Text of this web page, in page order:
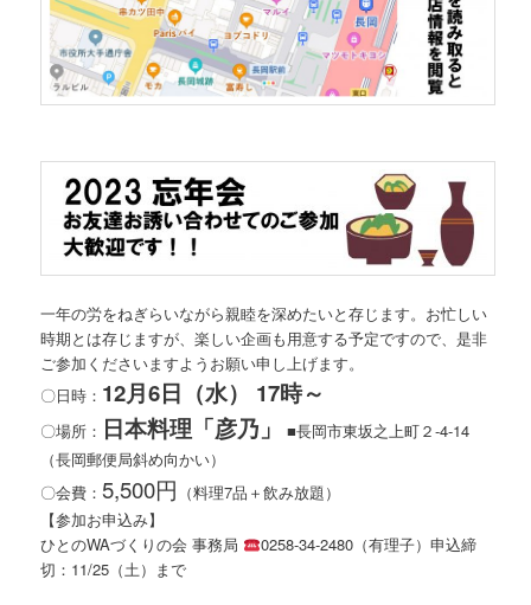
一年の労をねぎらいながら親睦を深めたいと存じます。お忙しい
時期とは存じますが、楽しい企画も用意する予定ですので、是非
ご参加くださいますようお願い申し上げます。
〇日時： 12月6日（水） 17時～
〇場所： 日本料理「彦乃」
■長岡市東坂之上町２-4-14
（長岡郵便局斜め向かい）
〇会費：5,500円 （料理7品＋飲み放題）
【参加お申込み】
ひとのWAづくりの会 事務局
0258-34-2480（有理子）申込締
切：11/25（土）まで